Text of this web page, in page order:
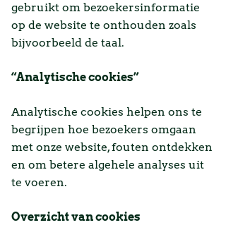
gebruikt om bezoekersinformatie
op de website te onthouden zoals
bijvoorbeeld de taal.
“Analytische cookies”
Analytische cookies helpen ons te
begrijpen hoe bezoekers omgaan
met onze website, fouten ontdekken
en om betere algehele analyses uit
te voeren.
Overzicht van cookies